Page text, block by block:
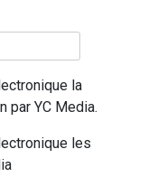
la
par YC Media.
les